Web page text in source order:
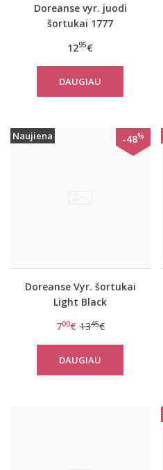
Doreanse vyr. juodi
šortukai 1777
1295€
DAUGIAU
Naujiena -48%
Doreanse Vyr. šortukai
Light Black
700€ 1345€
DAUGIAU